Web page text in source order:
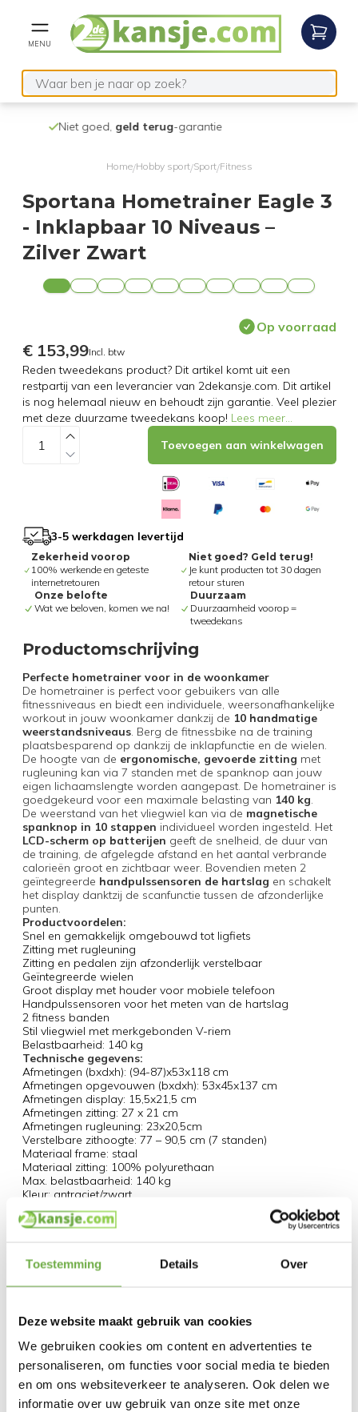
Toestemming Details Over
Deze website maakt gebruik van cookies
We gebruiken cookies om content en advertenties te
personaliseren, om functies voor social media te bieden
en om ons websiteverkeer te analyseren. Ook delen we
informatie over uw gebruik van onze site met onze
MENU
Niet goed,geld terug-garantie
Home/Hobby sport/Sport/Fitness
Sportana Hometrainer Eagle 3
- Inklapbaar 10 Niveaus –
Zilver Zwart
Op voorraad
€ 153,99Incl. btw
Reden tweedekans product? Dit artikel komt uit een
restpartij van een leverancier van 2dekansje.com. Dit artikel
is nog helemaal nieuw en behoudt zijn garantie. Veel plezier
met deze duurzame tweedekans koop! Lees meer...
Toevoegen aan winkelwagen
3-5 werkdagen levertijd
Zekerheid voorop
100% werkende en geteste
internetretouren
Niet goed? Geld terug!
Je kunt producten tot 30 dagen
retour sturen
Onze belofte
Wat we beloven, komen we na!
Duurzaam
Duurzaamheid voorop =
tweedekans
Productomschrijving
Perfecte hometrainer voor in de woonkamer
De hometrainer is perfect voor gebuikers van alle
fitnessniveaus en biedt een individuele, weersonafhankelijke
workout in jouw woonkamer dankzij de 10 handmatige
weerstandsniveaus. Berg de fitnessbike na de training
plaatsbesparend op dankzij de inklapfunctie en de wielen.
De hoogte van de ergonomische, gevoerde zitting met
rugleuning kan via 7 standen met de spanknop aan jouw
eigen lichaamslengte worden aangepast. De hometrainer is
goedgekeurd voor een maximale belasting van 140 kg.
De weerstand van het vliegwiel kan via de magnetische
spanknop in 10 stappen individueel worden ingesteld. Het
LCD-scherm op batterijen geeft de snelheid, de duur van
de training, de afgelegde afstand en het aantal verbrande
calorieën groot en zichtbaar weer. Bovendien meten 2
geïntegreerde handpulssensoren de hartslag en schakelt
het display danktzij de scanfunctie tussen de afzonderlijke
punten.
Productvoordelen:
Snel en gemakkelijk omgebouwd tot ligfiets
Zitting met rugleuning
Zitting en pedalen zijn afzonderlijk verstelbaar
Geïntegreerde wielen
Groot display met houder voor mobiele telefoon
Handpulssensoren voor het meten van de hartslag
2 fitness banden
Stil vliegwiel met merkgebonden V-riem
Belastbaarheid: 140 kg
Technische gegevens:
Afmetingen (bxdxh): (94-87)x53x118 cm
Afmetingen opgevouwen (bxdxh): 53x45x137 cm
Afmetingen display: 15,5x21,5 cm
Afmetingen zitting: 27 x 21 cm
Afmetingen rugleuning: 23x20,5cm
Verstelbare zithoogte: 77 – 90,5 cm (7 standen)
Materiaal frame: staal
Materiaal zitting: 100% polyurethaan
Max. belastbaarheid: 140 kg
Kleur: antraciet/zwart
Nettogewicht: 18,5 kg
Leveringsomvang:
Specificaties
SKU
131911361